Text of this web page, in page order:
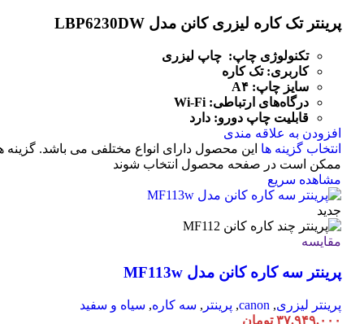
پرینتر تک کاره لیزری کانن مدل LBP6230DW
تکنولوژی چاپ: چاپ لیزری
کاربری: تک کاره
سایز چاپ: A۴
درگاه‌های ارتباطی:
Wi-Fi
قابلیت چاپ دورو: دارد
افزودن به علاقه مندی
انتخاب گزینه ها این محصول دارای انواع مختلفی می باشد. گزینه
ممکن است در صفحه محصول انتخاب شوند
مشاهده سریع
جدید
مقایسه
پرینتر سه کاره کانن مدل MF113w
پرینتر لیزری,
canon
, پرینتر , سه کاره, سیاه و سفید
۳۷.۹۴۹.۰۰۰ تومان